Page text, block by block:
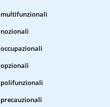
multifunzionali
nozionali
occupazionali
opzionali
polifunzionali
precauzionali